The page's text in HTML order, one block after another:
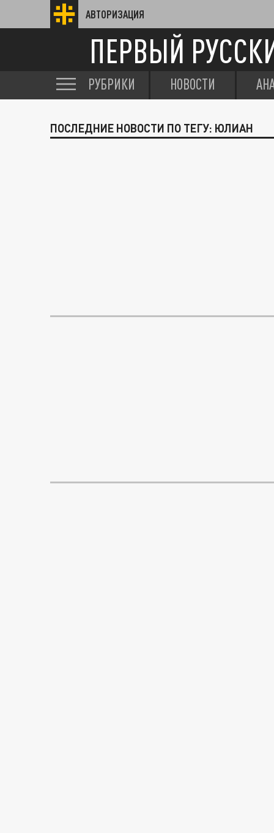
АВТОРИЗАЦИЯ
ПЕРВЫЙ
РУБРИКИ НОВОСТИ
ПОСЛЕДНИЕ НОВОСТИ ПО ТЕГУ: ЮЛИАН